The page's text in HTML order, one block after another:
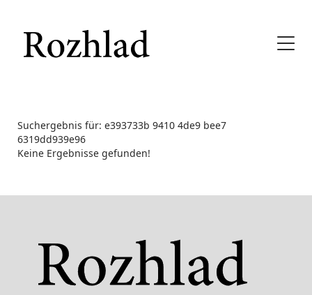
Suchergebnis für: e393733b 9410 4de9 bee7
6319dd939e96
Keine Ergebnisse gefunden!